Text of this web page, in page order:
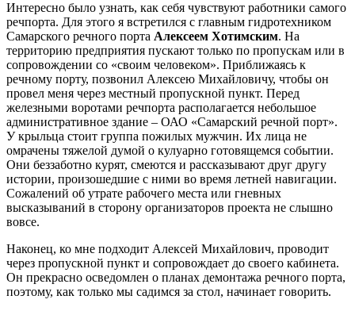
Интересно было узнать, как себя чувствуют работники самого
речпорта. Для этого я встретился с главным гидротехником
Самарского речного порта Алексеем Хотимским. На
территорию предприятия пускают только по пропускам или в
сопровождении со «своим человеком». Приближаясь к
речному порту, позвонил Алексею Михайловичу, чтобы он
провел меня через местный пропускной пункт. Перед
железными воротами речпорта располагается небольшое
административное здание – ОАО «Самарский речной порт».
У крыльца стоит группа пожилых мужчин. Их лица не
омрачены тяжелой думой о кулуарно готовящемся событии.
Они беззаботно курят, смеются и рассказывают друг другу
истории, произошедшие с ними во время летней навигации.
Сожалений об утрате рабочего места или гневных
высказываний в сторону организаторов проекта не слышно
вовсе.
Наконец, ко мне подходит Алексей Михайлович, проводит
через пропускной пункт и сопровождает до своего кабинета.
Он прекрасно осведомлен о планах демонтажа речного порта,
поэтому, как только мы садимся за стол, начинает говорить.